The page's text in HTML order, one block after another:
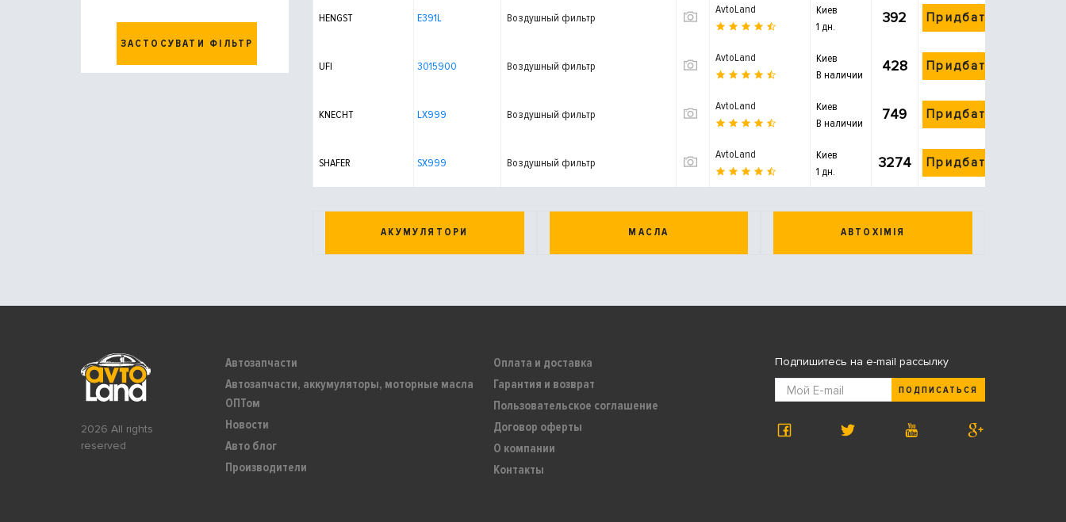
ЗАСТОСУВАТИ ФІЛЬТР
HENGST E391L Воздушный фильтр
AvtoLand
Киев
1 дн.
392 Придбати
UFI 3015900 Воздушный фильтр
AvtoLand
Киев
В наличии
428 Придбати
KNECHT LX999 Воздушный фильтр
AvtoLand
Киев
В наличии
749 Придбати
SHAFER SX999 Воздушный фильтр
AvtoLand
Киев
1 дн.
3274 Придбати
АКУМУЛЯТОРИ МАСЛА АВТОХІМІЯ
2026 All rights
reserved
Автозапчасти
Автозапчасти, аккумуляторы, моторные масла
ОПТом
Новости
Авто блог
Производители
Оплата и доставка
Гарантия и возврат
Пользовательское соглашение
Договор оферты
О компании
Контакты
Подпишитесь на e-mail рассылку
ПОДПИСАТЬСЯ